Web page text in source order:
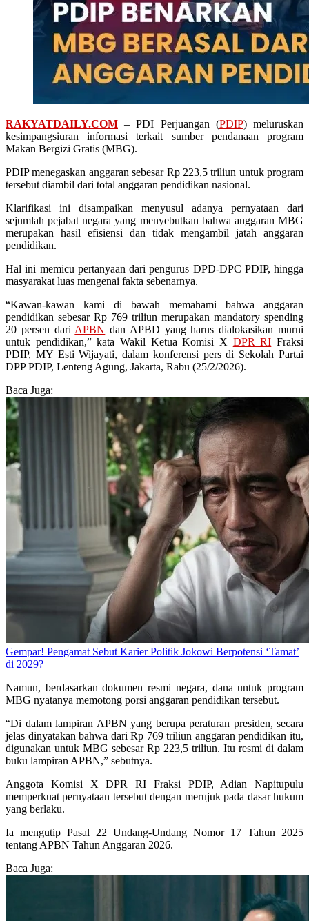
RAKYATDAILY.COM – PDI Perjuangan (PDIP) meluruskan
kesimpangsiuran informasi terkait sumber pendanaan program
Makan Bergizi Gratis (MBG).
PDIP menegaskan anggaran sebesar Rp 223,5 triliun untuk program
tersebut diambil dari total anggaran pendidikan nasional.
Klarifikasi ini disampaikan menyusul adanya pernyataan dari
sejumlah pejabat negara yang menyebutkan bahwa anggaran MBG
merupakan hasil efisiensi dan tidak mengambil jatah anggaran
pendidikan.
Hal ini memicu pertanyaan dari pengurus DPD-DPC PDIP, hingga
masyarakat luas mengenai fakta sebenarnya.
“Kawan-kawan kami di bawah memahami bahwa anggaran
pendidikan sebesar Rp 769 triliun merupakan mandatory spending
20 persen dari APBN dan APBD yang harus dialokasikan murni
untuk pendidikan,” kata Wakil Ketua Komisi X DPR RI Fraksi
PDIP, MY Esti Wijayati, dalam konferensi pers di Sekolah Partai
DPP PDIP, Lenteng Agung, Jakarta, Rabu (25/2/2026).
Baca Juga:
Gempar! Pengamat Sebut Karier Politik Jokowi Berpotensi ‘Tamat’
di 2029?
Namun, berdasarkan dokumen resmi negara, dana untuk program
MBG nyatanya memotong porsi anggaran pendidikan tersebut.
“Di dalam lampiran APBN yang berupa peraturan presiden, secara
jelas dinyatakan bahwa dari Rp 769 triliun anggaran pendidikan itu,
digunakan untuk MBG sebesar Rp 223,5 triliun. Itu resmi di dalam
buku lampiran APBN,” sebutnya.
Anggota Komisi X DPR RI Fraksi PDIP, Adian Napitupulu
memperkuat pernyataan tersebut dengan merujuk pada dasar hukum
yang berlaku.
Ia mengutip Pasal 22 Undang-Undang Nomor 17 Tahun 2025
tentang APBN Tahun Anggaran 2026.
Baca Juga: